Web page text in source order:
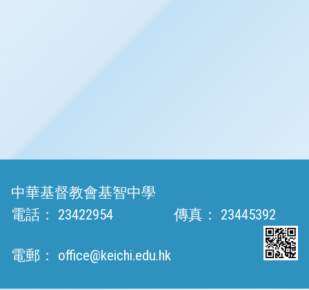
中華基督教會基智中學
電話：
23422954 傳真： 23445392
電郵： office@keichi.edu.hk